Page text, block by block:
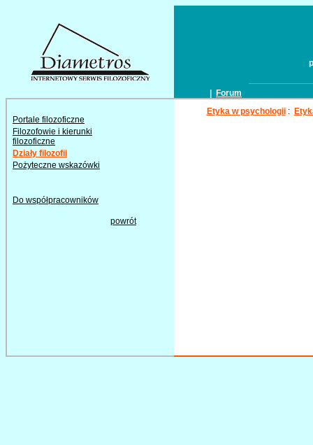
Forum
Portale filozoficzne
Filozofowie i kierunki
filozoficzne
Działy filozofii
Pożyteczne wskazówki
Do współpracowników
powrót
Etyka w psychologii: